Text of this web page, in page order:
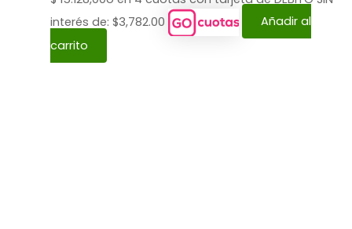
interés de: $3,782.00
Añadir al
carrito